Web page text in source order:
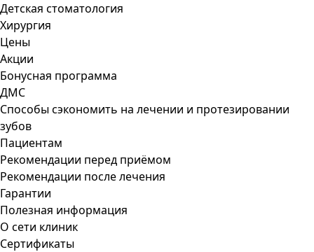
Детская стоматология
Хирургия
Цены
Акции
Бонусная программа
ДМС
Способы сэкономить на лечении и протезировании
зубов
Пациентам
Рекомендации перед приёмом
Рекомендации после лечения
Гарантии
Полезная информация
О сети клиник
Сертификаты